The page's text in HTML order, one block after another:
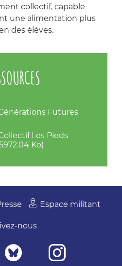
collectif, capable
une alimentation plus
des élèves.
Futures
Les Pieds
Ko)
Espace militant
nous